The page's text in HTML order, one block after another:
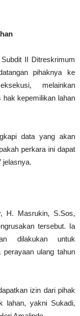
II Ditreskrimum
pihaknya ke
melainkan
kepemilikan lahan
data yang akan
perkara ini dapat
jelasnya.
H. Masrukin, S.Sos,
tersebut. Ia
dilakukan untuk
perayaan ulang tahun
izin dari pihak
lahan, yakni Sukadi,